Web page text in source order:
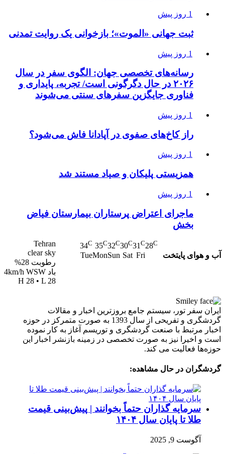
1 روز پیش
ثبت جهانی «الموت»؛ بازخوانی یک روایت تمدنی
1 روز پیش
رسانه‌های تخصصی جهان: الگوی سفر در سال
۲۰۲۶ در حال دگرگونی است/ تجربه، پایداری و
فناوری جایگزین سفرهای سنتی می‌شوند
1 روز پیش
راز کاخ‌های صفوی در آپادانا فاش می‌شود؟
1 روز پیش
همزیستی پلیکان و صیاد مستند شد
1 روز پیش
ماجرای اعتراض پرستاران بیمارستان فیاض
بخش
آب و هوای پایتخت
28C
Tehran
clear sky
رطوبت 28%
باد 4km/h WSW
H 28 • L 28
31C
Fri
30C
Sat
32C
Sun
35C
Mon
34C
Tue
ایران سفر تور، سیستم جامع بروزترین اخبار و مقالات
گردشگری و تفریحی از سال 1393 به صورت متمرکز در حوزه
اخبار مرتبط با صنعت گردشگری و توریسم آغاز به کار نموده
است و اخیرا نیز به صورت تخصصی در زمینه بازنشر اخبار این
حوزه‌ها فعالیت می کند.
گردشگران در حال مشاهده:
سرمایه گذاران حتماً بخوانند | پیش‌بینی قیمت
طلا تا پایان سال ۱۴۰۴
آگوست 9, 2025